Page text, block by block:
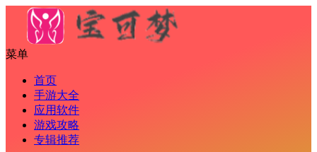
菜单
首页
手游大全
应用软件
游戏攻略
专辑推荐